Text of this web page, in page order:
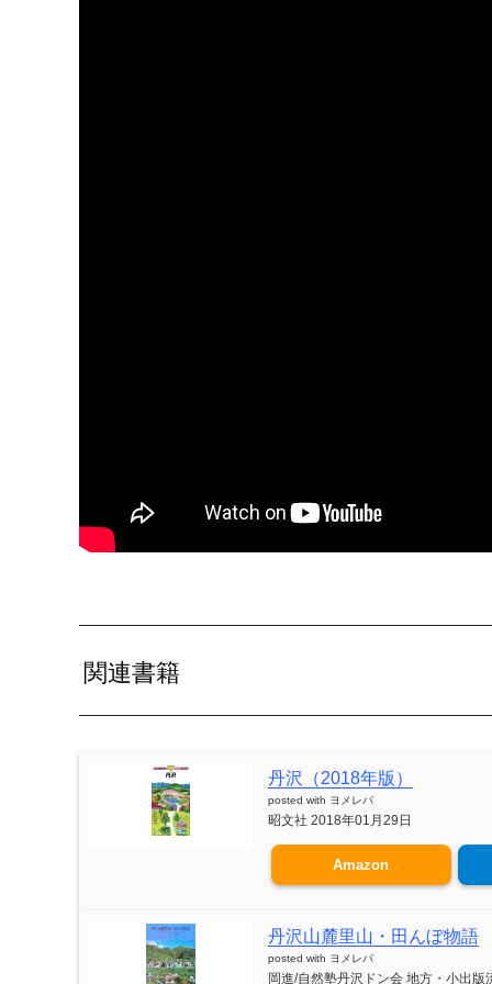
関連書籍
丹沢（2018年版）
posted with ヨメレバ
昭文社 2018年01月29日
Amazon
丹沢山麓里山・田んぼ物語
posted with ヨメレバ
岡進/自然塾丹沢ドン会 地方・小出